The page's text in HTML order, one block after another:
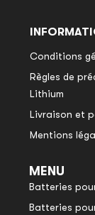
Conditions
Règles de
Lithium
Livraison et
Mentions
MENU
Batteries
Batteries